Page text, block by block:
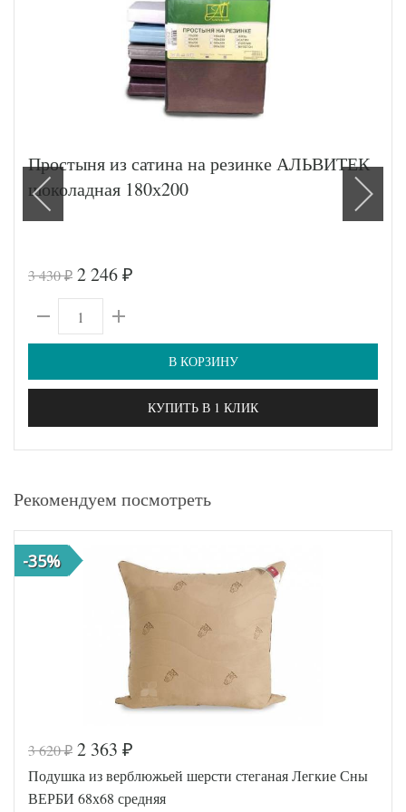
Простыня из сатина на резинке АЛЬВИТЕК
шоколадная 180х200
3 430₽ 2 246 ₽
В КОРЗИНУ
КУПИТЬ В 1 КЛИК
Рекомендуем посмотреть
-35%
3 620₽ 2 363 ₽
Подушка из верблюжьей шерсти стеганая Легкие Сны
ВЕРБИ 68х68 средняя